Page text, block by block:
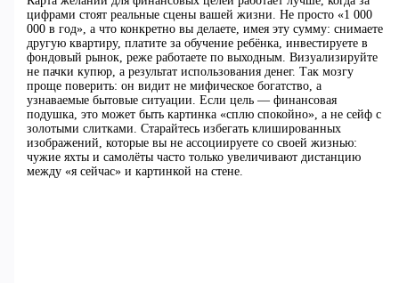
цифрами стоят реальные сцены вашей жизни. Не просто «1 000
000 в год», а что конкретно вы делаете, имея эту сумму: снимаете
другую квартиру, платите за обучение ребёнка, инвестируете в
фондовый рынок, реже работаете по выходным. Визуализируйте
не пачки купюр, а результат использования денег. Так мозгу
проще поверить: он видит не мифическое богатство, а
узнаваемые бытовые ситуации. Если цель — финансовая
подушка, это может быть картинка «сплю спокойно», а не сейф с
золотыми слитками. Старайтесь избегать клишированных
изображений, которые вы не ассоциируете со своей жизнью:
чужие яхты и самолёты часто только увеличивают дистанцию
между «я сейчас» и картинкой на стене.